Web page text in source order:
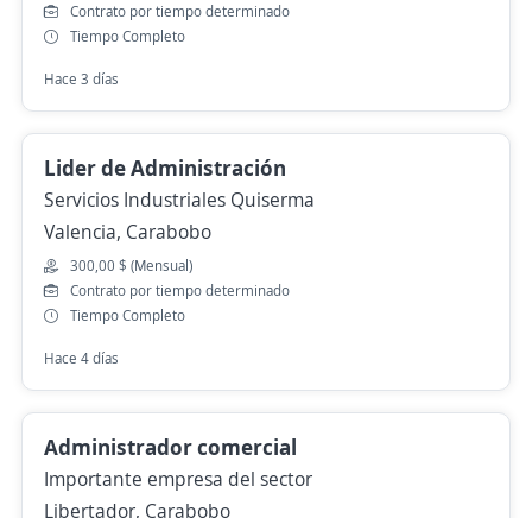
Contrato por tiempo determinado
Tiempo Completo
Hace 3 días
Lider de Administración
Servicios Industriales Quiserma
Valencia, Carabobo
300,00 $ (Mensual)
Contrato por tiempo determinado
Tiempo Completo
Hace 4 días
Administrador comercial
Importante empresa del sector
Libertador, Carabobo